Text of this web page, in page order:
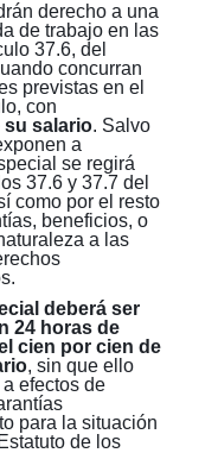
derecho a una
de trabajo en las
37.6, del
concurran
previstas en el
con
salario. Salvo
a
se regirá
37.6 y 37.7 del
como por el resto
beneficios, o
a las
deberá ser
24 horas de
cien por cien de
, sin que ello
efectos de
para la situación
de los